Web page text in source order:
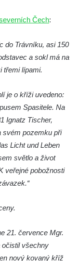
Čech:
do Trávníku, asi 150
a sokl má na
třemi lípami.
je o kříži uvedeno:
Spasitele. Na
Ignatz Tischer,
svém pozemku při
Licht und Leben
světlo a život
veřejné pobožnosti
21. července Mgr.
očistil všechny
nový kovaný kříž